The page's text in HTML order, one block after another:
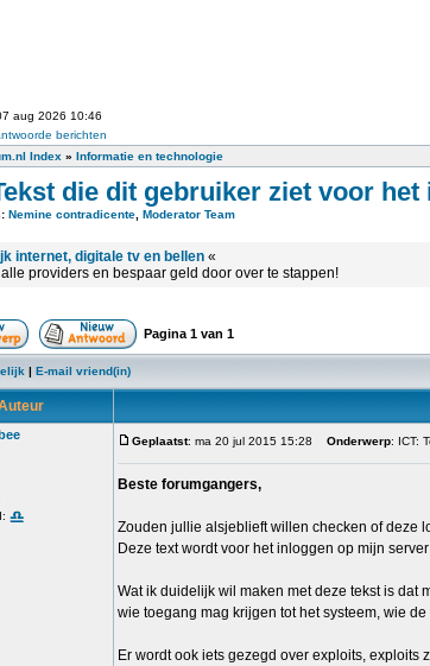
aug 2026 10:46
berichten
Index » Informatie en technologie
die dit gebruiker ziet voor het
Nemine contradicente Moderator Team
internet, digitale tv en bellen «
providers en bespaar geld door over te stappen!
Pagina 1 van 1
| E-mail vriend(in)
Geplaatst: ma 20 jul 2015 15:28 Onderwerp: ICT:
Beste forumgangers,
Zouden jullie alsjeblieft willen checken of deze
Deze text wordt voor het inloggen op mijn
Wat ik duidelijk wil maken met deze tekst is
wie toegang mag krijgen tot het systeem, wie
Er wordt ook iets gezegd over exploits,